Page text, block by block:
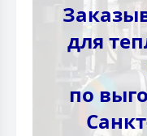
для
по